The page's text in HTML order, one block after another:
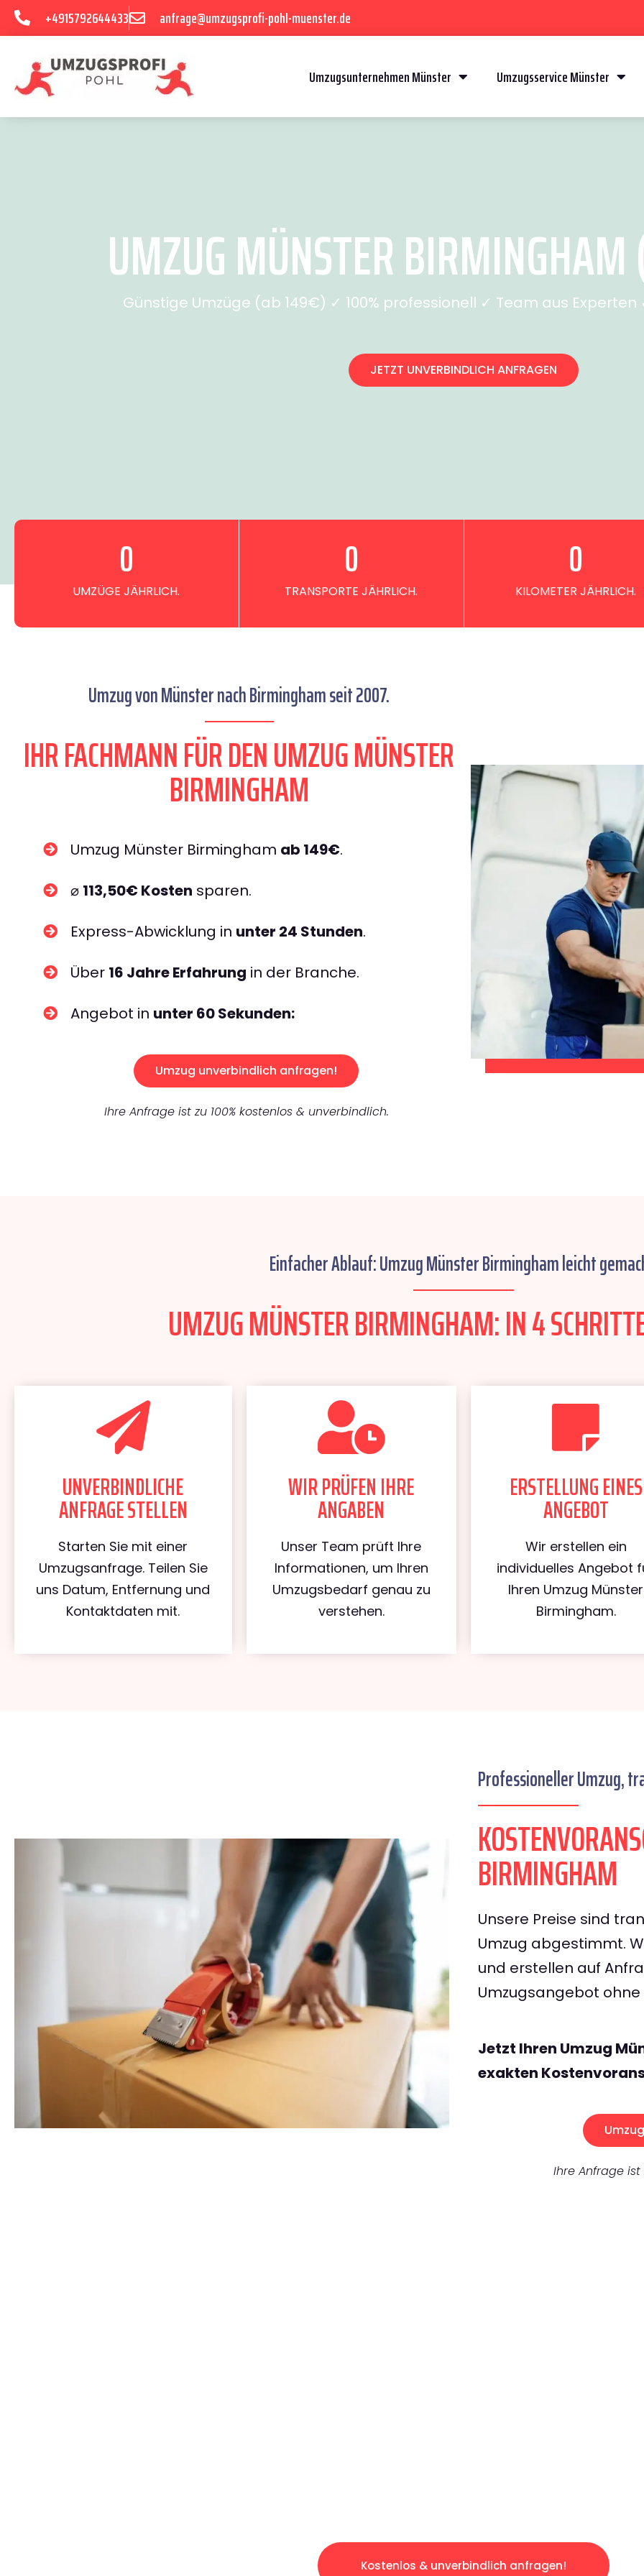
+4915792644433 anfrage@umzugsprofi-pohl-muenster.de
Umzugsunternehmen Münster Umzugsservice Münster
UMZUG MÜNSTER
Günstige Umzüge (ab 149€) ✓ 100% professionell ✓ Team aus
JETZT UNVERBINDLICH ANFRAGEN
UMZÜGE JÄHRLICH.
0
TRANSPORTE JÄHRLICH.
0
KILOMETER JÄHRLICH.
0
Umzug von Münster nach Birmingham seit 2007.
IHR FACHMANN FÜR DEN UMZUG MÜNSTER
BIRMINGHAM
Umzug Münster Birmingham ab 149€.
⌀ 113,50€ Kosten sparen.
Express-Abwicklung in unter 24 Stunden.
Über 16 Jahre Erfahrung in der Branche.
Angebot in unter 60 Sekunden:
Umzug unverbindlich anfragen!
Ihre Anfrage ist zu 100% kostenlos & unverbindlich.
Einfacher Ablauf: Umzug Münster Birmingham leicht
UMZUG MÜNSTER BIRMINGHAM: IN 4
UNVERBINDLICHE
ANFRAGE STELLEN
Starten Sie mit einer
Umzugsanfrage. Teilen Sie
uns Datum, Entfernung und
Kontaktdaten mit.
WIR PRÜFEN IHRE
ANGABEN
Unser Team prüft Ihre
Informationen, um Ihren
Umzugsbedarf genau zu
verstehen.
ERSTELLUNG EINES
ANGEBOT
Wir erstellen ein
individuelles Angebot
Ihren Umzug Münster
Birmingham.
Professioneller Umzug,
BIRMINGHAM
Unsere Preise sind
Umzug abgestimmt.
und erstellen auf
Umzugsangebot
Jetzt Ihren Umzug
exakten
Ihre Anfrage ist
Kostenlos & unverbindlich anfragen!